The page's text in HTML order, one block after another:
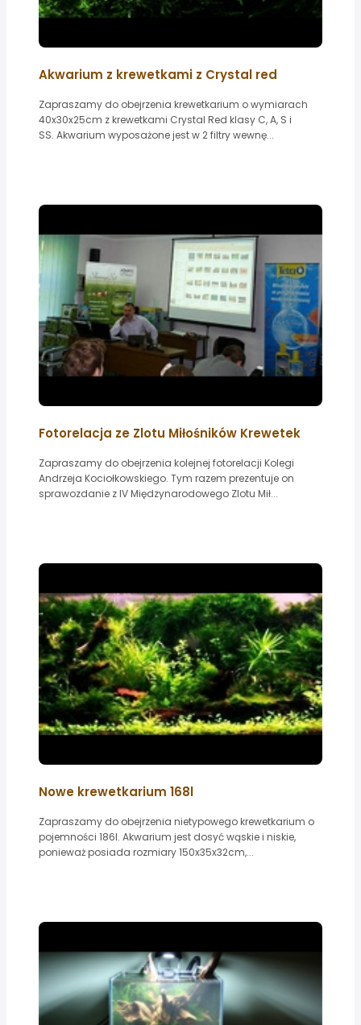
Akwarium z krewetkami z Crystal red
Zapraszamy do obejrzenia krewetkarium o wymiarach
40x30x25cm z krewetkami Crystal Red klasy C, A, S i
SS. Akwarium wyposażone jest w 2 filtry wewnę...
Fotorelacja ze Zlotu Miłośników Krewetek
Zapraszamy do obejrzenia kolejnej fotorelacji Kolegi
Andrzeja Kociołkowskiego. Tym razem prezentuje on
sprawozdanie z IV Międzynarodowego Zlotu Mił...
Nowe krewetkarium 168l
Zapraszamy do obejrzenia nietypowego krewetkarium o
pojemności 186l. Akwarium jest dosyć wąskie i niskie,
ponieważ posiada rozmiary 150x35x32cm,...